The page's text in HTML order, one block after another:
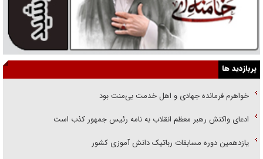
پربازدید ها
خواهرم فرمانده جهادی و اهل خدمت بی‌منت بود
ادعای واکنش رهبر معظم انقلاب به نامه رئیس جمهور کذب است
یازدهمین دوره مسابقات رباتیک دانش آموزی کشور